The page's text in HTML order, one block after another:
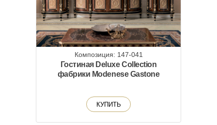
Композиция: 147-041
Гостиная Deluxe Collection
фабрики Modenese Gastone
КУПИТЬ